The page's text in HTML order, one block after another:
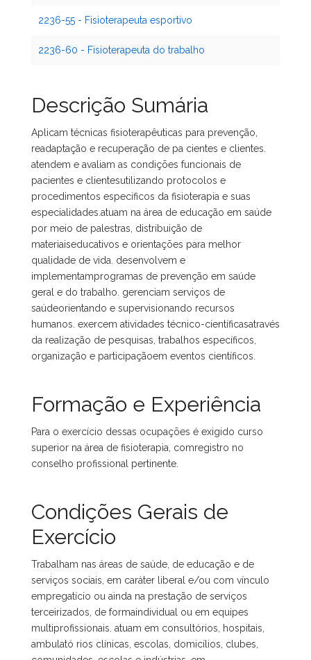
2236-55 - Fisioterapeuta esportivo
2236-60 - Fisioterapeuta do trabalho
Descrição Sumária
Aplicam técnicas fisioterapêuticas para prevenção,
readaptação e recuperação de pa cientes e clientes.
atendem e avaliam as condições funcionais de
pacientes e clientesutilizando protocolos e
procedimentos específicos da fisioterapia e suas
especialidades.atuam na área de educação em saúde
por meio de palestras, distribuição de
materiaiseducativos e orientações para melhor
qualidade de vida. desenvolvem e
implementamprogramas de prevenção em saúde
geral e do trabalho. gerenciam serviços de
saúdeorientando e supervisionando recursos
humanos. exercem atividades técnico-científicasatravés
da realização de pesquisas, trabalhos específicos,
organização e participaçãoem eventos científicos.
Formação e Experiência
Para o exercício dessas ocupações é exigido curso
superior na área de fisioterapia, comregistro no
conselho profissional pertinente.
Condições Gerais de
Exercício
Trabalham nas áreas de saúde, de educação e de
serviços sociais, em caráter liberal e/ou com vínculo
empregatício ou ainda na prestação de serviços
terceirizados, de formaindividual ou em equipes
multiprofissionais. atuam em consultórios, hospitais,
ambulató rios clínicas, escolas, domicílios, clubes,